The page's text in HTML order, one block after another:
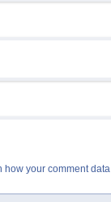
how your comment